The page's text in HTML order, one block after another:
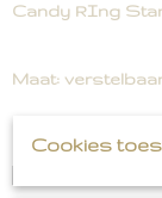
Candy RIng
Maat:
Onze (nu al)
Cookies